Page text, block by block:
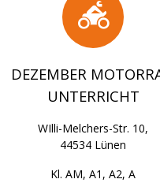
DEZEMBER
UNTERRICHT
WIlli-Melchers-Str. 10,
44534 Lünen
Kl. AM, A1, A2, A